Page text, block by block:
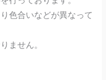
色合いなどが異なって
ません。